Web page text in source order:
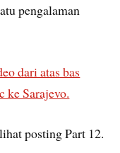
pengalaman
dari atas bas
ke Sarajevo.
posting Part 12.